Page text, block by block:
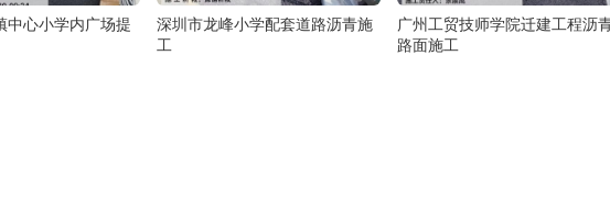
中心小学内广场提
深圳市龙峰小学配套道路沥青施
工
广州工贸技师学院迁建工程沥
路面施工